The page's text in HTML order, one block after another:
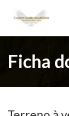
Ficha